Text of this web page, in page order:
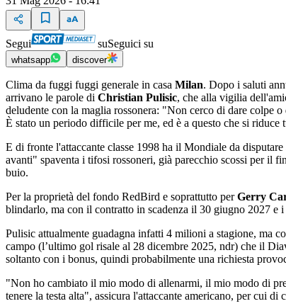
Segui suSeguici su
whatsapp discover
Clima da fuggi fuggi generale in casa Milan. Dopo i saluti
arrivano le parole di Christian Pulisic, che alla vigilia
deludente con la maglia rossonera: "Non cerco di dare colpe
È stato un periodo difficile per me, ed è a questo che si
E di fronte l'attaccante classe 1998 ha il Mondiale da
avanti" spaventa i tifosi rossoneri, già parecchio scossi per il
buio.
Per la proprietà del fondo RedBird e soprattutto perGerry
blindarlo, ma con il contratto in scadenza il 30 giugno 2027 e
Pulisic attualmente guadagna infatti 4 milioni a stagione, ma
campo (l’ultimo gol risale al 28 dicembre 2025, ndr) che il
soltanto con i bonus, quindi probabilmente una richiesta
"Non ho cambiato il mio modo di allenarmi, il mio modo di
tenere la testa alta", assicura l'attaccante americano, per cui